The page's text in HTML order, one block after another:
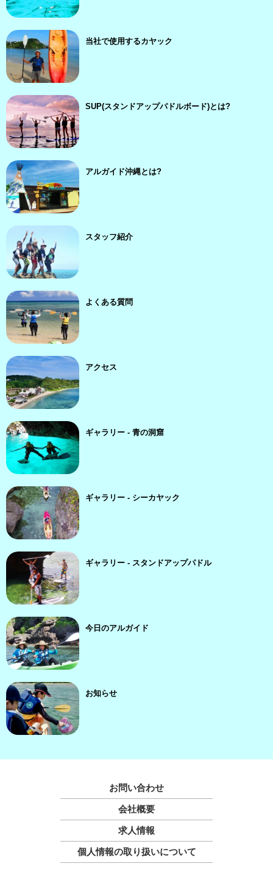
当社で使用するカヤック
SUP(スタンドアップパドルボード)とは?
アルガイド沖縄とは?
スタッフ紹介
よくある質問
アクセス
ギャラリー - 青の洞窟
ギャラリー - シーカヤック
ギャラリー - スタンドアップパドル
今日のアルガイド
お知らせ
お問い合わせ
会社概要
求人情報
個人情報の取り扱いについて